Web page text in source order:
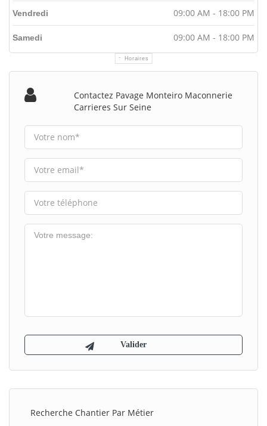
Horaires
Vendredi 09:00 AM - 18:00 PM
Samedi 09:00 AM - 18:00 PM
Contactez Pavage Monteiro Maconnerie
Carrieres Sur Seine
Recherche Chantier Par Métier